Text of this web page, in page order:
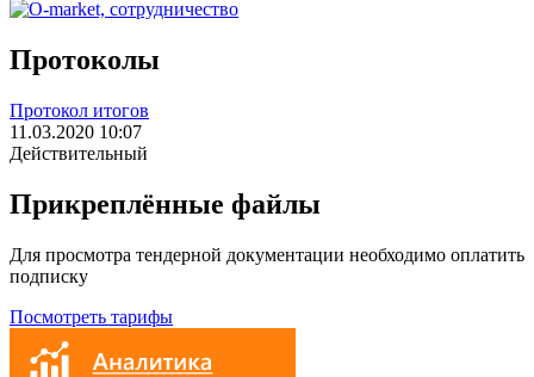
Протоколы
Протокол итогов
11.03.2020 10:07
Действительный
Прикреплённые файлы
Для просмотра тендерной документации необходимо оплатить
подписку
Посмотреть тарифы